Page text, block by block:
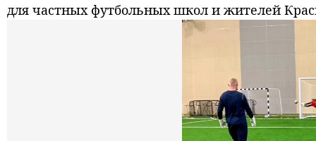
для частных футбольных школ и жителей